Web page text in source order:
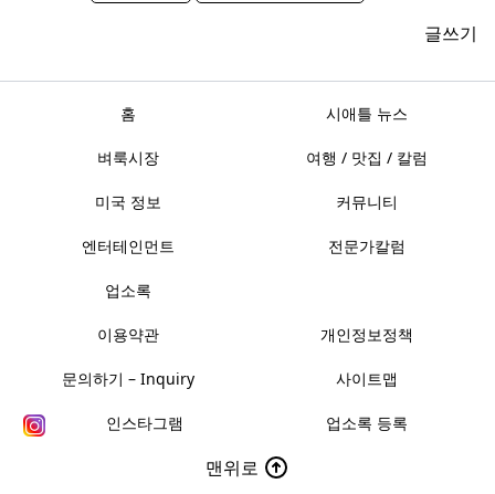
글쓰기
홈 시애틀 뉴스
벼룩시장 여행 / 맛집 / 칼럼
미국 정보 커뮤니티
엔터테인먼트 전문가칼럼
업소록
이용약관 개인정보정책
문의하기 – Inquiry 사이트맵
인스타그램 업소록 등록
맨위로